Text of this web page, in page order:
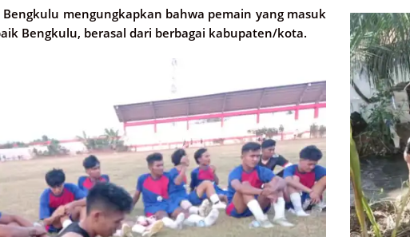
mengungkapkan bahwa pemain yang masuk
Bengkulu, berasal dari berbagai kabupaten/kota.